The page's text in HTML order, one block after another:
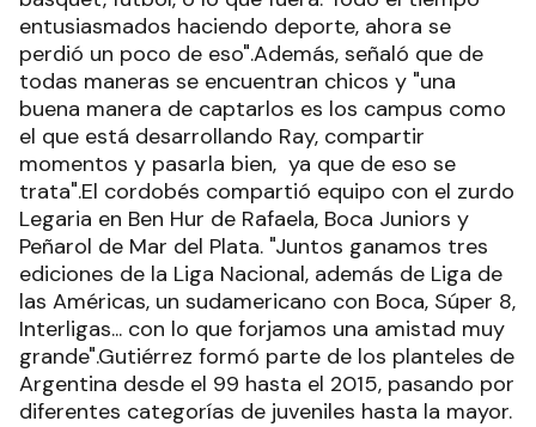
entusiasmados haciendo deporte, ahora se
perdió un poco de eso".Además, señaló que de
todas maneras se encuentran chicos y "una
buena manera de captarlos es los campus como
el que está desarrollando Ray, compartir
momentos y pasarla bien, ya que de eso se
trata".El cordobés compartió equipo con el zurdo
Legaria en Ben Hur de Rafaela, Boca Juniors y
Peñarol de Mar del Plata. "Juntos ganamos tres
ediciones de la Liga Nacional, además de Liga de
las Américas, un sudamericano con Boca, Súper 8,
Interligas... con lo que forjamos una amistad muy
grande".Gutiérrez formó parte de los planteles de
Argentina desde el 99 hasta el 2015, pasando por
diferentes categorías de juveniles hasta la mayor.